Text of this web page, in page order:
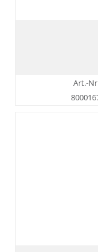
Art.-